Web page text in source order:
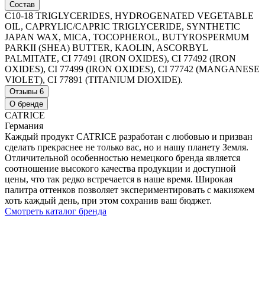
Состав
C10-18 TRIGLYCERIDES, HYDROGENATED VEGETABLE
OIL, CAPRYLIC/CAPRIC TRIGLYCERIDE, SYNTHETIC
JAPAN WAX, MICA, TOCOPHEROL, BUTYROSPERMUM
PARKII (SHEA) BUTTER, KAOLIN, ASCORBYL
PALMITATE, CI 77491 (IRON OXIDES), CI 77492 (IRON
OXIDES), CI 77499 (IRON OXIDES), CI 77742 (MANGANESE
VIOLET), CI 77891 (TITANIUM DIOXIDE).
Отзывы 6
О бренде
CATRICE
Германия
Каждый продукт CATRICE разработан с любовью и призван
сделать прекраснее не только вас, но и нашу планету Земля.
Отличительной особенностью немецкого бренда является
соотношение высокого качества продукции и доступной
цены, что так редко встречается в наше время. Широкая
палитра оттенков позволяет экспериментировать с макияжем
хоть каждый день, при этом сохранив ваш бюджет.
Смотреть каталог бренда